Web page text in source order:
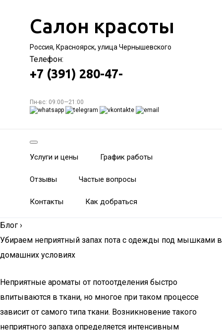
Салон красоты
Россия, Красноярск, улица Чернышевского
Телефон:
+7 (391) 280-47-
Пн-вс: 09:00—21:00
Услуги и цены График работы
Отзывы Частые вопросы
Контакты Как добраться
Блог ›
Убираем неприятный запах пота с одежды под мышками в
домашних условиях
Неприятные ароматы от потоотделения быстро
впитываются в ткани, но многое при таком процессе
зависит от самого типа ткани. Возникновение такого
неприятного запаха определяется интенсивным